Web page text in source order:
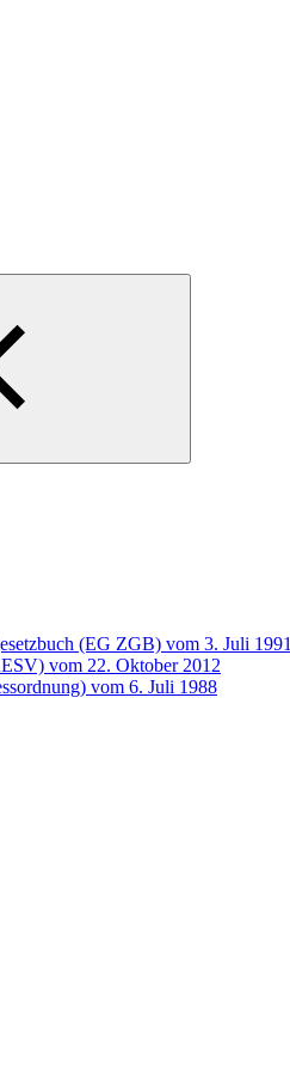
(EG ZGB) vom 3. Juli 1991
vom 22. Oktober 2012
vom 6. Juli 1988